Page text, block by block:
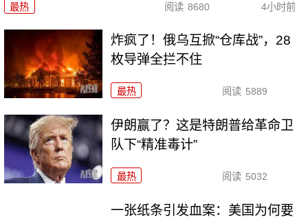
最热 阅读 8680 4小时前
炸疯了！俄乌互掀“仓库战”，28
枚导弹全拦不住
最热 阅读 5889
伊朗赢了？这是特朗普给革命卫
队下“精准毒计”
最热 阅读 5032
一张纸条引发血案：美国为何要